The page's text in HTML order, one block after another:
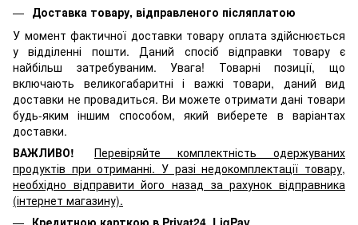
Доставка товару, відправленого післяплатою
У момент фактичної доставки товару оплата здійснюється
у відділенні пошти. Даний спосіб відправки товару є
найбільш затребуваним. Увага! Товарні позиції, що
включають великогабаритні і важкі товари, даний вид
доставки не провадиться. Ви можете отримати дані товари
будь-яким іншим способом, який виберете в варіантах
доставки.
ВАЖЛИВО!
Перевіряйте комплектність одержуваних
продуктів при отриманні. У разі недокомплектації товару,
необхідно відправити його назад за рахунок відправника
(інтернет магазину).
Кредитною карткою в Privat24, LiqPay.